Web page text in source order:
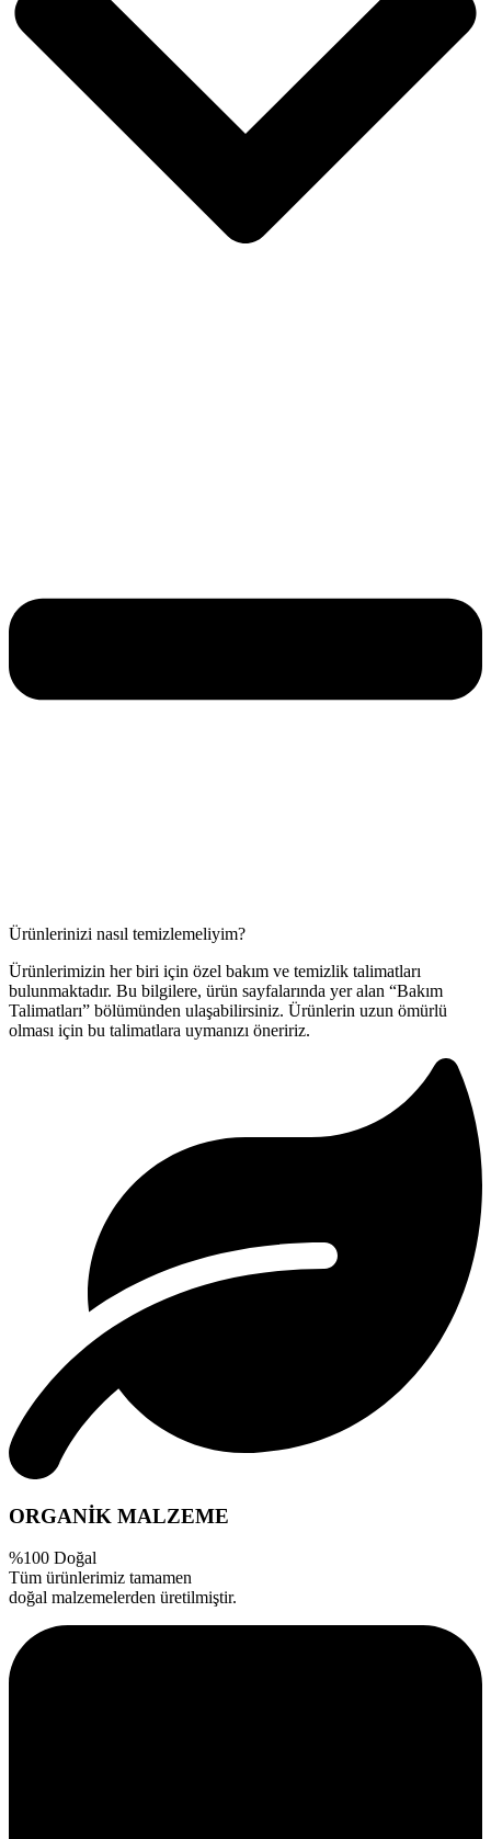
Ürünlerinizi nasıl temizlemeliyim?
Ürünlerimizin her biri için özel bakım ve temizlik talimatları
bulunmaktadır. Bu bilgilere, ürün sayfalarında yer alan “Bakım
Talimatları” bölümünden ulaşabilirsiniz. Ürünlerin uzun ömürlü
olması için bu talimatlara uymanızı öneririz.
ORGANİK MALZEME
%100 Doğal
Tüm ürünlerimiz tamamen
doğal malzemelerden üretilmiştir.